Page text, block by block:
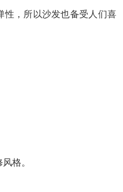
性，所以沙发也备受人们喜
格。